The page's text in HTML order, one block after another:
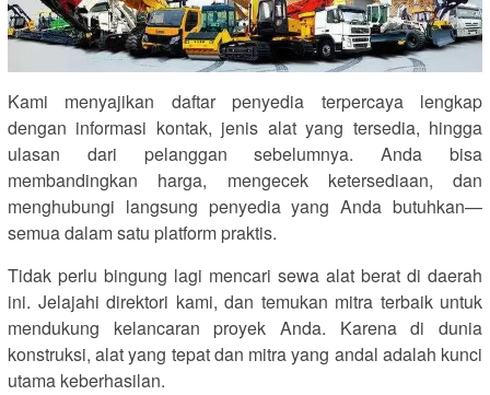
Kami menyajikan daftar penyedia terpercaya lengkap
dengan informasi kontak, jenis alat yang tersedia, hingga
ulasan dari pelanggan sebelumnya. Anda bisa
membandingkan harga, mengecek ketersediaan, dan
menghubungi langsung penyedia yang Anda butuhkan—
semua dalam satu platform praktis.
Tidak perlu bingung lagi mencari sewa alat berat di daerah
ini. Jelajahi direktori kami, dan temukan mitra terbaik untuk
mendukung kelancaran proyek Anda. Karena di dunia
konstruksi, alat yang tepat dan mitra yang andal adalah kunci
utama keberhasilan.